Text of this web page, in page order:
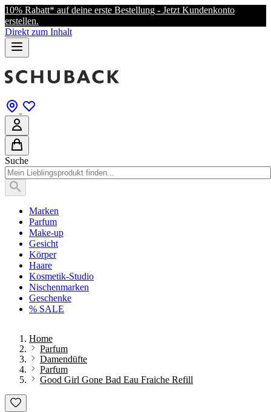
10% Rabatt* auf deine erste Bestellung - Jetzt Kundenkonto
erstellen.
Direkt zum Inhalt
Suche
Marken
Parfum
Make-up
Gesicht
Körper
Haare
Kosmetik-Studio
Nischenmarken
Geschenke
% SALE
Home
Parfum
Damendüfte
Parfum
Good Girl Gone Bad Eau Fraiche Refill